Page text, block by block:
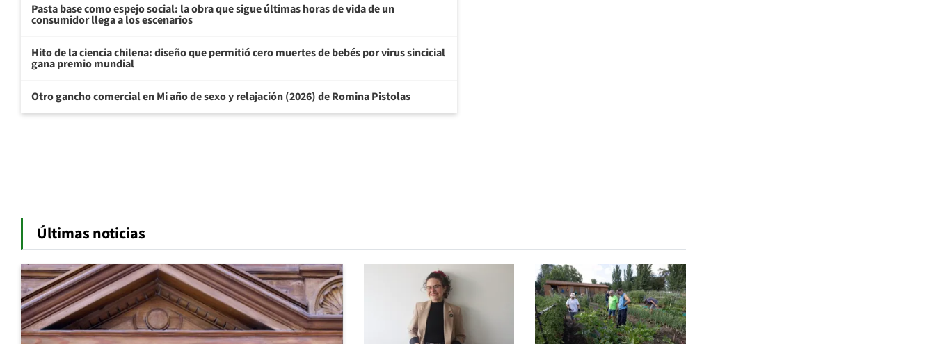
Pasta base como espejo social: la obra que sigue últimas horas de vida de un
consumidor llega a los escenarios
Hito de la ciencia chilena: diseño que permitió cero muertes de bebés por virus sincicial
gana premio mundial
Otro gancho comercial en Mi año de sexo y relajación (2026) de Romina Pistolas
Últimas noticias